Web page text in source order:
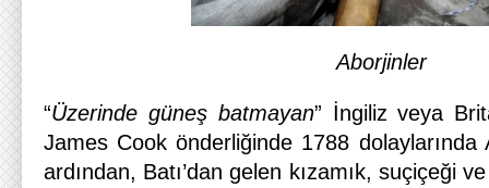
Aborjinler
“Üzerinde güneş batmayan” İngiliz veya
James Cook önderliğinde 1788 dolaylarında
ardından, Batı’dan gelen kızamık, suçiçeği